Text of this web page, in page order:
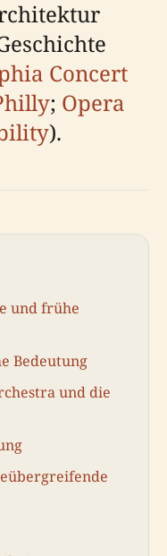
Concert
; Opera
).
und frühe
Bedeutung
und die